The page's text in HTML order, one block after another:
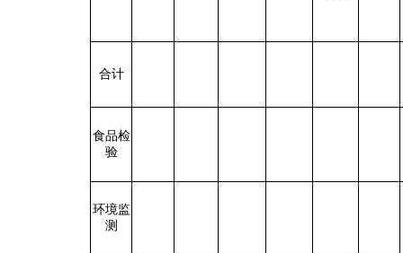
合计
食品检
验
环境监
测